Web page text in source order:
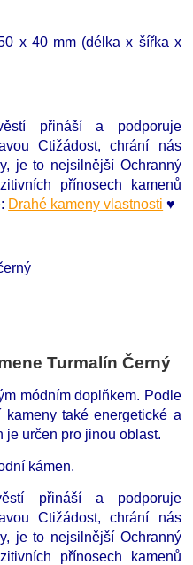
x 40 mm (délka x šířka x
přináší a podporuje
Ctižádost, chrání nás
je to nejsilnější Ochranný
přínosech kamenů
Drahé kameny vlastnosti ♥
Turmalín Černý
módním doplňkem. Podle
také energetické a
je určen pro jinou oblast.
kámen.
přináší a podporuje
Ctižádost, chrání nás
je to nejsilnější Ochranný
přínosech kamenů